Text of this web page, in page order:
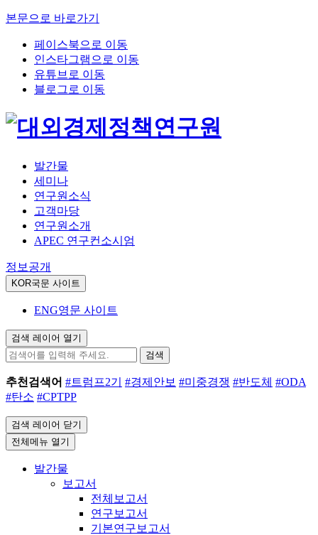
본문으로 바로가기
페이스북으로 이동
인스타그램으로 이동
유튜브로 이동
블로그로 이동
발간물
세미나
연구원소식
고객마당
연구원소개
APEC 연구컨소시엄
정보공개
KOR국문 사이트
ENG영문 사이트
검색 레이어 열기
검색
추천검색어 #트럼프2기 #경제안보 #미중경쟁 #반도체 #ODA
#탄소 #CPTPP
검색 레이어 닫기
전체메뉴 열기
발간물
보고서
전체보고서
연구보고서
기본연구보고서